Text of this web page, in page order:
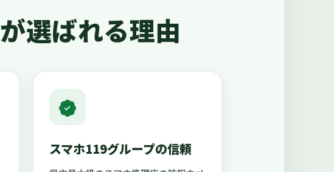
が選ばれる理由
スマホ119グループの信頼